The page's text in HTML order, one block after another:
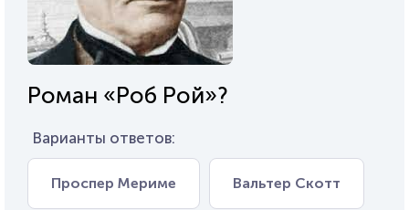
Роман «Роб Рой»?
Варианты ответов:
Проспер Мериме Вальтер Скотт